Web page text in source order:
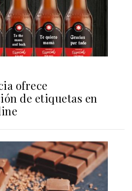
ofrece
de etiquetas en